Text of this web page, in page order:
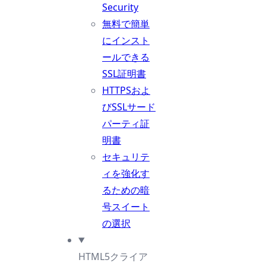
Security
無料で簡単
にインスト
ールできる
SSL証明書
HTTPSおよ
びSSLサード
パーティ証
明書
セキュリテ
ィを強化す
るための暗
号スイート
の選択
HTML5クライア